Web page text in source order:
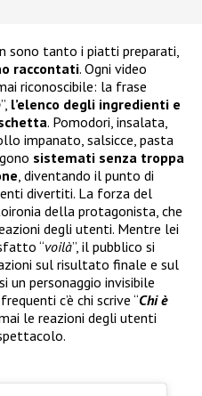
sono tanto i piatti preparati,
raccontati. Ogni video
riconoscibile: la frase
”, l’elenco degli ingredienti e
. Pomodori, insalata,
impanato, salsicce, pasta
sistemati senza troppa
, diventando il punto di
divertiti. La forza del
della protagonista, che
degli utenti. Mentre lei
“voilà”, il pubblico si
sul risultato finale e sul
un personaggio invisibile
c’è chi scrive “Chi è
le reazioni degli utenti